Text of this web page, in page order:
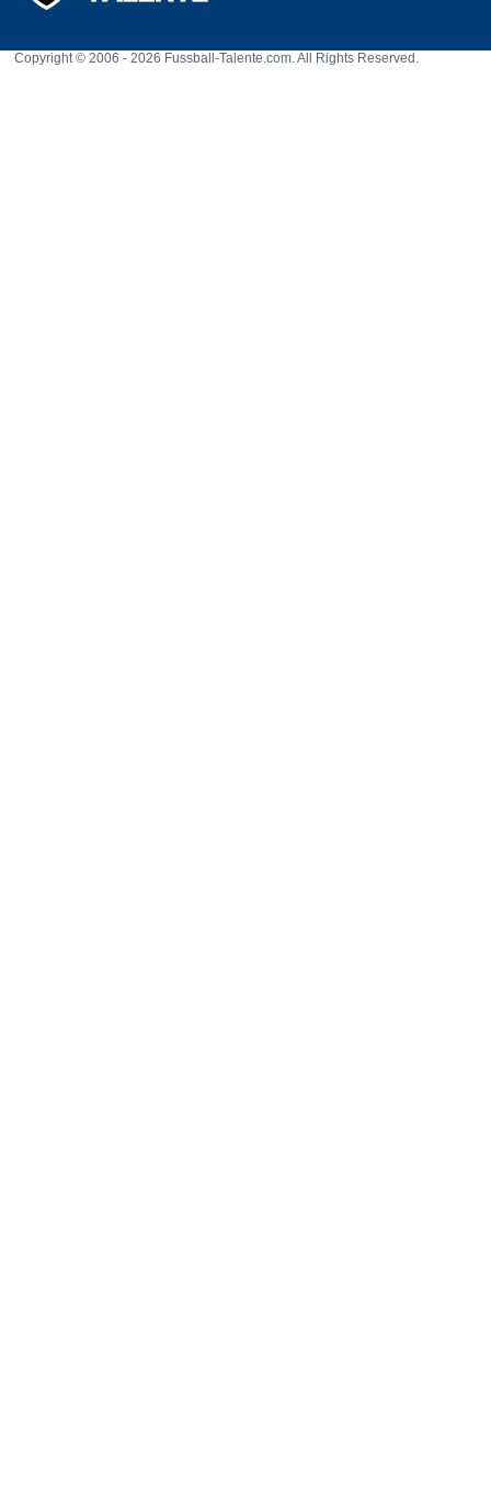
Copyright © 2006 - 2026 Fussball-Talente.com. All Rights Reserved.